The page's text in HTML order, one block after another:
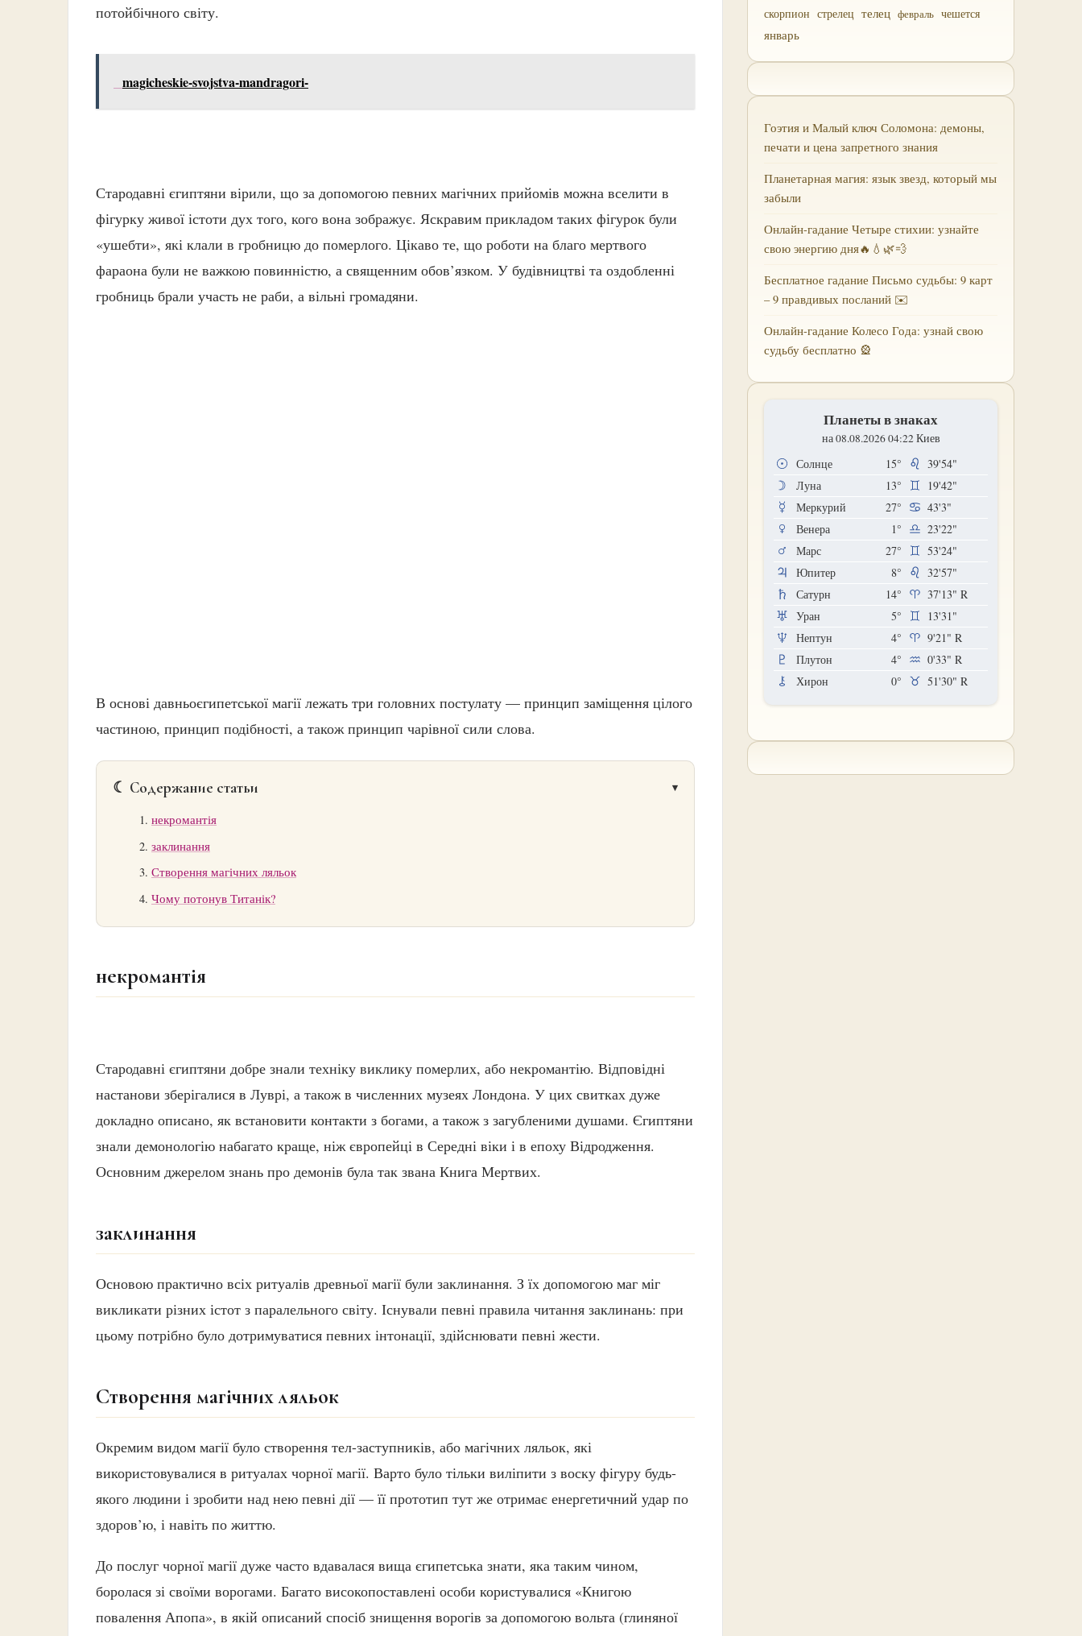
потойбічного світу.
magicheskie-svojstva-mandragori-
Стародавні єгиптяни вірили, що за допомогою певних магічних прийомів можна вселити в
фігурку живої істоти дух того, кого вона зображує. Яскравим прикладом таких фігурок були
«ушебти», які клали в гробницю до померлого. Цікаво те, що роботи на благо мертвого
фараона були не важкою повинністю, а священним обов’язком. У будівництві та оздобленні
гробниць брали участь не раби, а вільні громадяни.
В основі давньоєгипетської магії лежать три головних постулату — принцип заміщення цілого
частиною, принцип подібності, а також принцип чарівної сили слова.
☾ Содержание статьи
некромантія
заклинання
Створення магічних ляльок
Чому потонув Титанік?
некромантія
Стародавні єгиптяни добре знали техніку виклику померлих, або некромантію. Відповідні
настанови зберігалися в Луврі, а також в численних музеях Лондона. У цих свитках дуже
докладно описано, як встановити контакти з богами, а також з загубленими душами. Єгиптяни
знали демонологію набагато краще, ніж європейці в Середні віки і в епоху Відродження.
Основним джерелом знань про демонів була так звана Книга Мертвих.
заклинання
Основою практично всіх ритуалів древньої магії були заклинання. З їх допомогою маг міг
викликати різних істот з паралельного світу. Існували певні правила читання заклинань: при
цьому потрібно було дотримуватися певних інтонації, здійснювати певні жести.
Створення магічних ляльок
Окремим видом магії було створення тел-заступників, або магічних ляльок, які
використовувалися в ритуалах чорної магії. Варто було тільки виліпити з воску фігуру будь-
якого людини і зробити над нею певні дії — її прототип тут же отримає енергетичний удар по
здоров’ю, і навіть по життю.
До послуг чорної магії дуже часто вдавалася вища єгипетська знати, яка таким чином,
боролася зі своїми ворогами. Багато високопоставлені особи користувалися «Книгою
повалення Апопа», в якій описаний спосіб знищення ворогів за допомогою вольта (глиняної
скорпион стрелец телец февраль чешется
январь
Гоэтия и Малый ключ Соломона: демоны,
печати и цена запретного знания
Планетарная магия: язык звезд, который мы
забыли
Онлайн-гадание Четыре стихии: узнайте
свою энергию дня🔥💧🌿💨
Бесплатное гадание Письмо судьбы: 9 карт
– 9 правдивых посланий ✉️
Онлайн-гадание Колесо Года: узнай свою
судьбу бесплатно 🎡
Планеты в знаках
на 08.08.2026 04:22 Киев
Солнце 15°
39'54"
Луна
13°
19'42"
Меркурий
27°
43'3"
Венера
1°
23'22"
Марс
27°
53'24"
Юпитер
8°
32'57"
Сатурн
14° 37'13" R
Уран
5°
13'31"
Нептун
4° 9'21" R
Плутон
4° 0'33" R
Хирон
0° 51'30" R